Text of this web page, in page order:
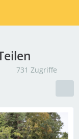
731 Zugriffe